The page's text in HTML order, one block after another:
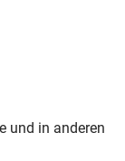
und in anderen